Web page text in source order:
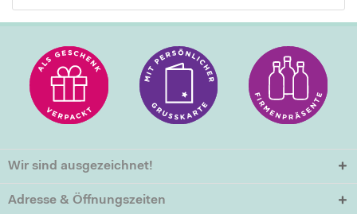
Wir sind ausgezeichnet!
Adresse & Öffnungszeiten